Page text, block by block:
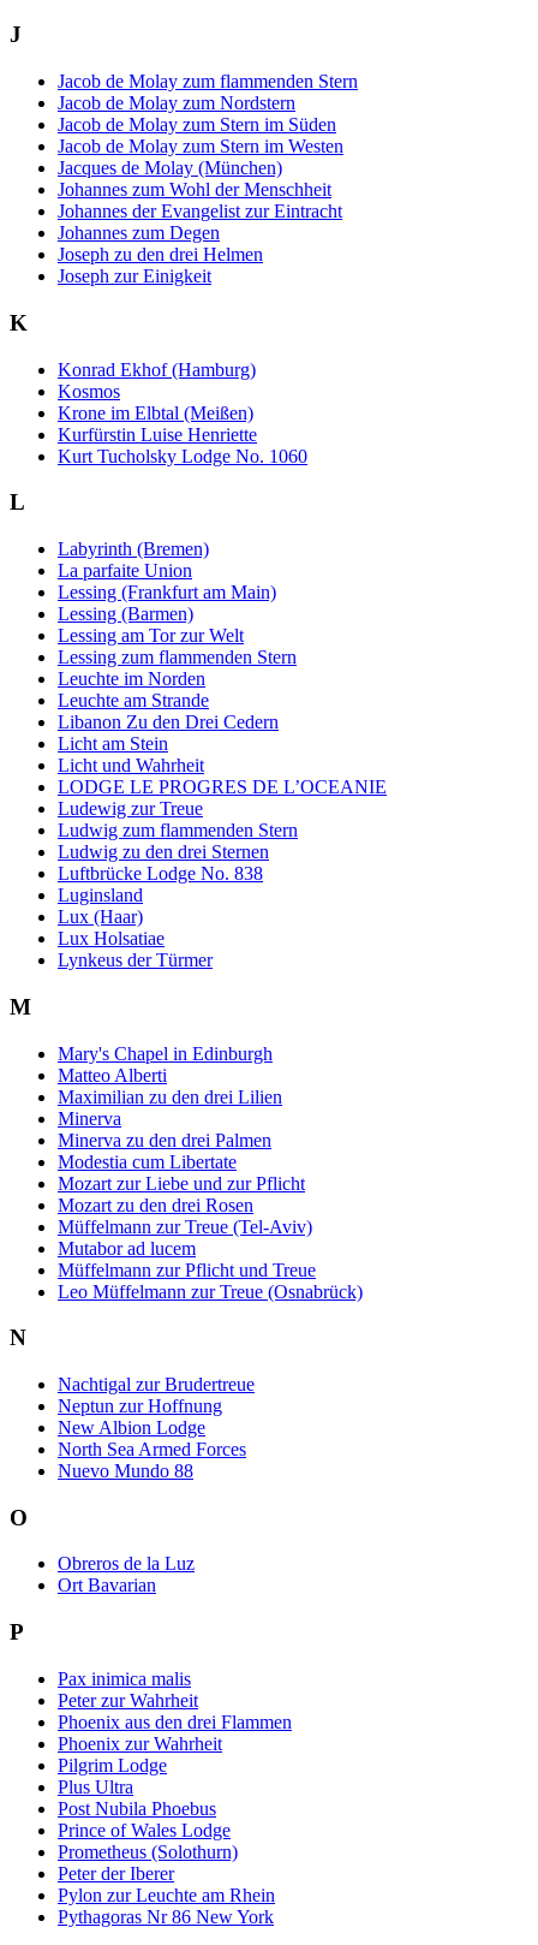
J
Jacob de Molay zum flammenden Stern
Jacob de Molay zum Nordstern
Jacob de Molay zum Stern im Süden
Jacob de Molay zum Stern im Westen
Jacques de Molay (München)
Johannes zum Wohl der Menschheit
Johannes der Evangelist zur Eintracht
Johannes zum Degen
Joseph zu den drei Helmen
Joseph zur Einigkeit
K
Konrad Ekhof (Hamburg)
Kosmos
Krone im Elbtal (Meißen)
Kurfürstin Luise Henriette
Kurt Tucholsky Lodge No. 1060
L
Labyrinth (Bremen)
La parfaite Union
Lessing (Frankfurt am Main)
Lessing (Barmen)
Lessing am Tor zur Welt
Lessing zum flammenden Stern
Leuchte im Norden
Leuchte am Strande
Libanon Zu den Drei Cedern
Licht am Stein
Licht und Wahrheit
LODGE LE PROGRES DE L’OCEANIE
Ludewig zur Treue
Ludwig zum flammenden Stern
Ludwig zu den drei Sternen
Luftbrücke Lodge No. 838
Luginsland
Lux (Haar)
Lux Holsatiae
Lynkeus der Türmer
M
Mary's Chapel in Edinburgh
Matteo Alberti
Maximilian zu den drei Lilien
Minerva
Minerva zu den drei Palmen
Modestia cum Libertate
Mozart zur Liebe und zur Pflicht
Mozart zu den drei Rosen
Müffelmann zur Treue (Tel-Aviv)
Mutabor ad lucem
Müffelmann zur Pflicht und Treue
Leo Müffelmann zur Treue (Osnabrück)
N
Nachtigal zur Brudertreue
Neptun zur Hoffnung
New Albion Lodge
North Sea Armed Forces
Nuevo Mundo 88
O
Obreros de la Luz
Ort Bavarian
P
Pax inimica malis
Peter zur Wahrheit
Phoenix aus den drei Flammen
Phoenix zur Wahrheit
Pilgrim Lodge
Plus Ultra
Post Nubila Phoebus
Prince of Wales Lodge
Prometheus (Solothurn)
Peter der Iberer
Pylon zur Leuchte am Rhein
Pythagoras Nr 86 New York